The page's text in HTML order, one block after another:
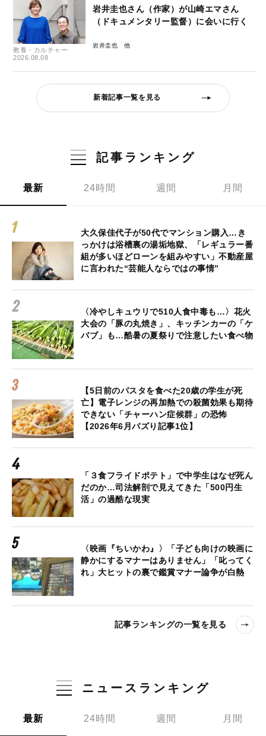
教養・カルチャー
2026.08.08
岩井圭也さん（作家）が山崎エマさん
（ドキュメンタリー監督）に会いに行く
岩井圭也
新着記事一覧を見る
記事ランキング
最新 24時間 週間 月間
大久保佳代子が50代でマンション購入…き
っかけは浴槽裏の湯垢地獄、「レギュラー番
組が多いほどローンを組みやすい」不動産屋
に言われた“芸能人ならではの事情”
〈冷やしキュウリで510人食中毒も…〉花火
大会の「豚の丸焼き」、キッチンカーの「ケ
バブ」も…酷暑の夏祭りで注意したい食べ物
【5日前のパスタを食べた20歳の学生が死
亡】電子レンジの再加熱での殺菌効果も期待
できない「チャーハン症候群」の恐怖
【2026年6月バズり記事1位】
「３食フライドポテト」で中学生はなぜ死ん
だのか…司法解剖で見えてきた「500円生
活」の過酷な現実
〈映画『ちいかわ』〉「子ども向けの映画に
静かにするマナーはありません」「叱ってく
れ」大ヒットの裏で鑑賞マナー論争が白熱
記事ランキングの一覧を見る
ニュースランキング
最新 24時間 週間 月間